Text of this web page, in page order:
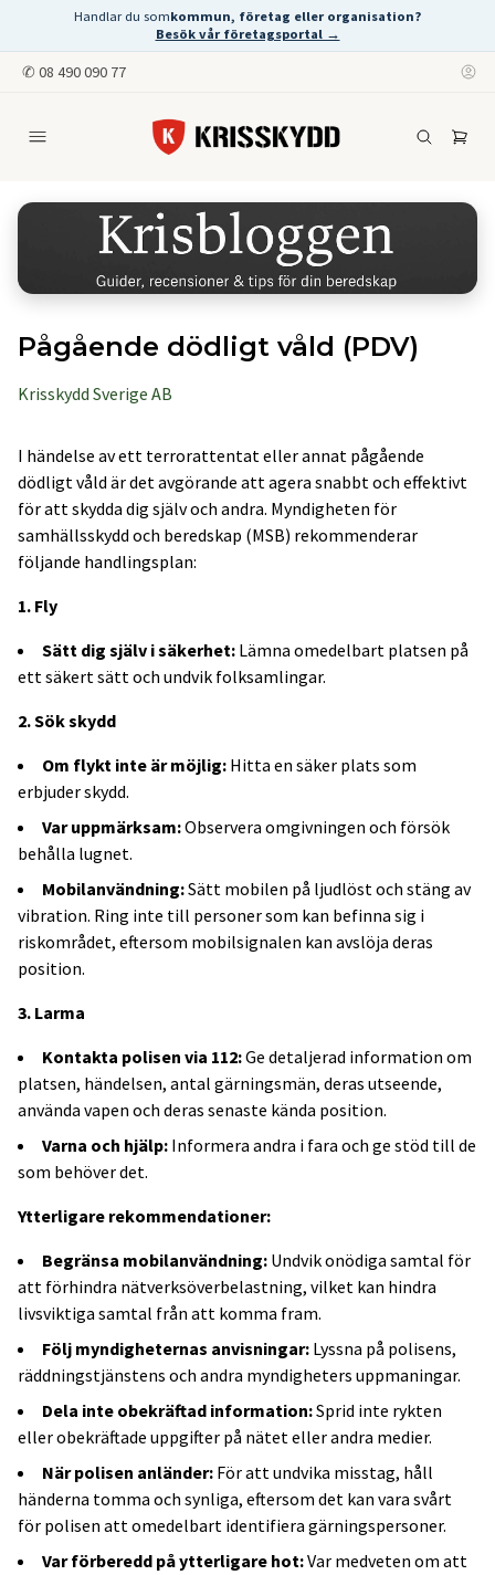
Handlar du somkommun, företag eller organisation?
Besök vår företagsportal →
✆ 08 490 090 77
Pågående dödligt våld (PDV)
Krisskydd Sverige AB
I händelse av ett terrorattentat eller annat pågående
dödligt våld är det avgörande att agera snabbt och effektivt
för att skydda dig själv och andra. Myndigheten för
samhällsskydd och beredskap (MSB) rekommenderar
följande handlingsplan:
1. Fly
Sätt dig själv i säkerhet: Lämna omedelbart platsen på
ett säkert sätt och undvik folksamlingar.
2. Sök skydd
Om flykt inte är möjlig: Hitta en säker plats som
erbjuder skydd.
Var uppmärksam:Observera omgivningen och försök
behålla lugnet.
Mobilanvändning:Sätt mobilen på ljudlöst och stäng av
vibration. Ring inte till personer som kan befinna sig i
riskområdet, eftersom mobilsignalen kan avslöja deras
position.
3. Larma
Kontakta polisen via 112:Ge detaljerad information om
platsen, händelsen, antal gärningsmän, deras utseende,
använda vapen och deras senaste kända position.
Varna och hjälp: Informera andra i fara och ge stöd till de
som behöver det.
Ytterligare rekommendationer:
Begränsa mobilanvändning: Undvik onödiga samtal för
att förhindra nätverksöverbelastning, vilket kan hindra
livsviktiga samtal från att komma fram.
Följ myndigheternas anvisningar: Lyssna på polisens,
räddningstjänstens och andra myndigheters uppmaningar.
Dela inte obekräftad information:Sprid inte rykten
eller obekräftade uppgifter på nätet eller andra medier.
När polisen anländer: För att undvika misstag, håll
händerna tomma och synliga, eftersom det kan vara svårt
för polisen att omedelbart identifiera gärningspersoner.
Var förberedd på ytterligare hot:Var medveten om att